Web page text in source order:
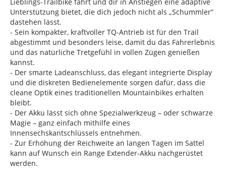
Unterstützung bietet, die dich jedoch nicht als „Schummler“
dastehen lässt.
- Sein kompakter, kraftvoller TQ-Antrieb ist für den Trail
abgestimmt und besonders leise, damit du das Fahrerlebnis
und das natürliche Tretgefühl in vollen Zügen genießen
kannst.
- Der smarte Ladeanschluss, das elegant integrierte Display
und die diskreten Bedienelemente sorgen dafür, dass die
cleane Optik eines traditionellen Mountainbikes erhalten
bleibt.
- Der Akku lässt sich ohne Spezialwerkzeug – oder schwarze
Magie – ganz einfach mithilfe eines
Innensechskantschlüssels entnehmen.
- Zur Erhöhung der Reichweite an langen Tagen im Sattel
kann auf Wunsch ein Range Extender-Akku nachgerüstet
werden.